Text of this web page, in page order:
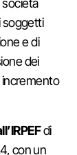
società
soggetti
e di
dei
incremento
di
con un